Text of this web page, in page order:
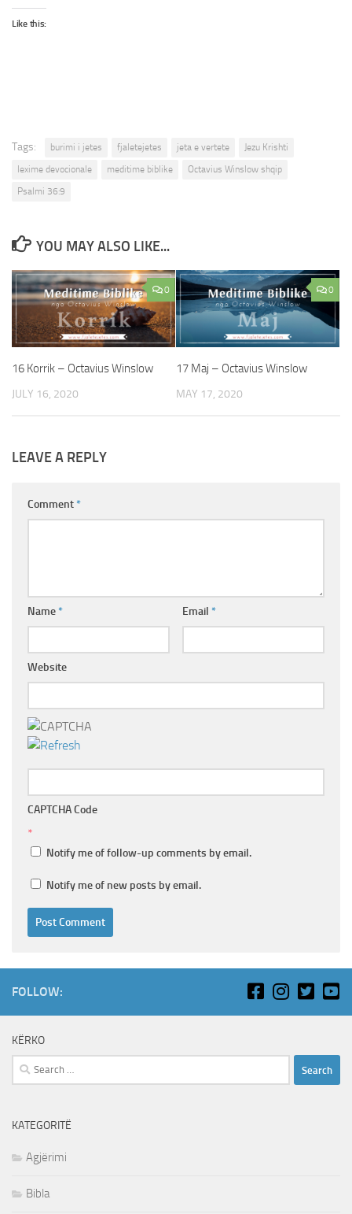
Like this:
Tags: burimi i jetes fjaletejetes jeta e vertete
Jezu Krishti
lexime devocionale
meditime biblike
Octavius Winslow shqip
Psalmi 36:9
YOU MAY ALSO LIKE...
0
16 Korrik – Octavius Winslow
JULY 16, 2020
0
17 Maj – Octavius Winslow
MAY 17, 2020
LEAVE A REPLY
Comment*
Name* Email *
Website
CAPTCHA Code
*
Notify me of follow-up comments by email.
Notify me of new posts by email.
FOLLOW:
KËRKO
Search
for:
KATEGORITË
Agjërimi
Bibla